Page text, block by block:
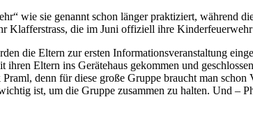
wie sie genannt schon länger praktiziert, während
Klafferstrass, die im Juni offiziell ihre
die Eltern zur ersten Informationsveranstaltung
Eltern ins Gerätehaus gekommen und
denn für diese große Gruppe braucht man
ist, um die Gruppe zusammen zu halten. Und –